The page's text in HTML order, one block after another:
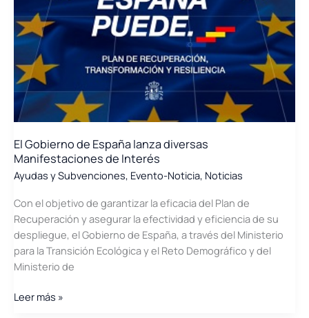
Resiliencia
para
identificar
líneas
de
actuación
en
redes
almacenamiento
energético
y
El Gobierno de España lanza diversas
Manifestaciones de Interés
Ayudas y Subvenciones, Evento-Noticia, Noticias
Con el objetivo de garantizar la eficacia del Plan de
Recuperación y asegurar la efectividad y eficiencia de su
despliegue, el Gobierno de España, a través del Ministerio
para la Transición Ecológica y el Reto Demográfico y del
Ministerio de
El
Leer más »